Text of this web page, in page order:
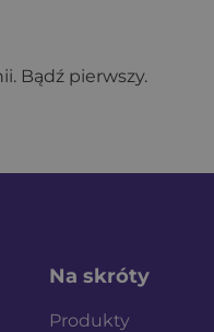
Bądź pierwszy.
Na skróty
Produkty